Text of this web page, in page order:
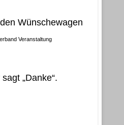
Wünschewagen
Veranstaltung
„Danke“.